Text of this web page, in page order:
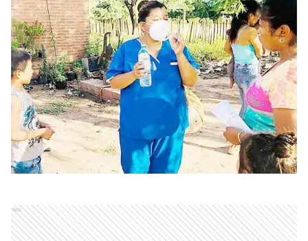
Ads